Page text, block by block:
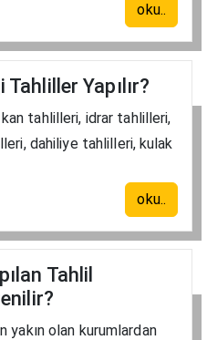
oku..
Yapılır?
tahlilleri, idrar tahlilleri,
dahiliye tahlilleri, kulak
oku..
Tahlil
yakın olan kurumlardan